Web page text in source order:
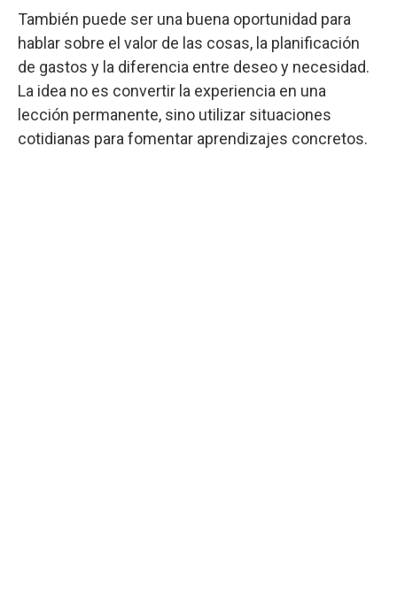
También puede ser una buena oportunidad para
hablar sobre el valor de las cosas, la planificación
de gastos y la diferencia entre deseo y necesidad.
La idea no es convertir la experiencia en una
lección permanente, sino utilizar situaciones
cotidianas para fomentar aprendizajes concretos.